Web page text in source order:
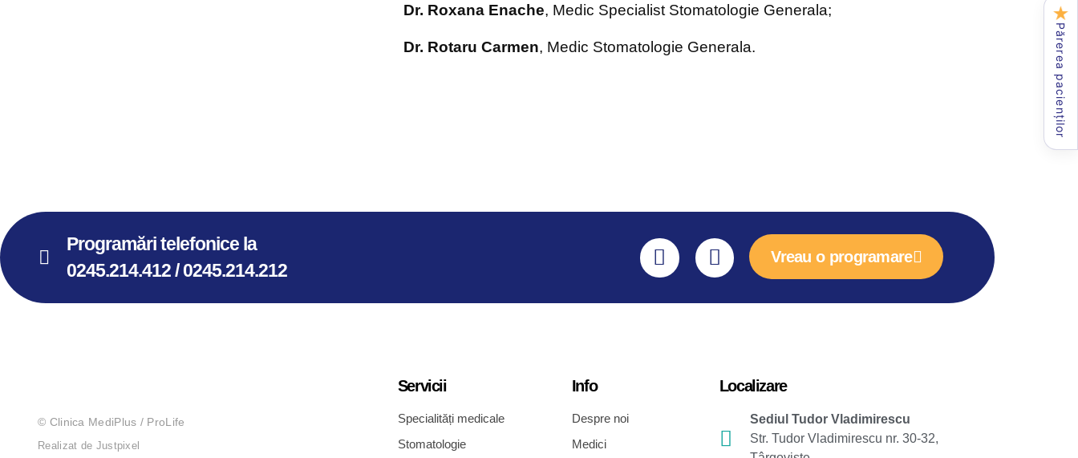
Dr. Roxana Enache, Medic Specialist Stomatologie Generala;
Dr. Rotaru Carmen, Medic Stomatologie Generala.
Programări telefonice la
0245.214.412 / 0245.214.212
Vreau o programare
© Clinica MediPlus / ProLife
Realizat de Justpixel
Servicii
Specialități medicale
Stomatologie
Info
Despre noi
Medici
Localizare
Sediul Tudor Vladimirescu
Str. Tudor Vladimirescu nr. 30-32,
★
Părerea pacienților